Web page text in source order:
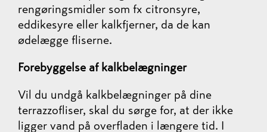
rengøringsmidler som fx citronsyre,
eddikesyre eller kalkfjerner, da de kan
ødelægge fliserne.
Forebyggelse af kalkbelægninger
Vil du undgå kalkbelægninger på dine
terrazzofliser, skal du sørge for, at der ikke
ligger vand på overfladen i længere tid. I